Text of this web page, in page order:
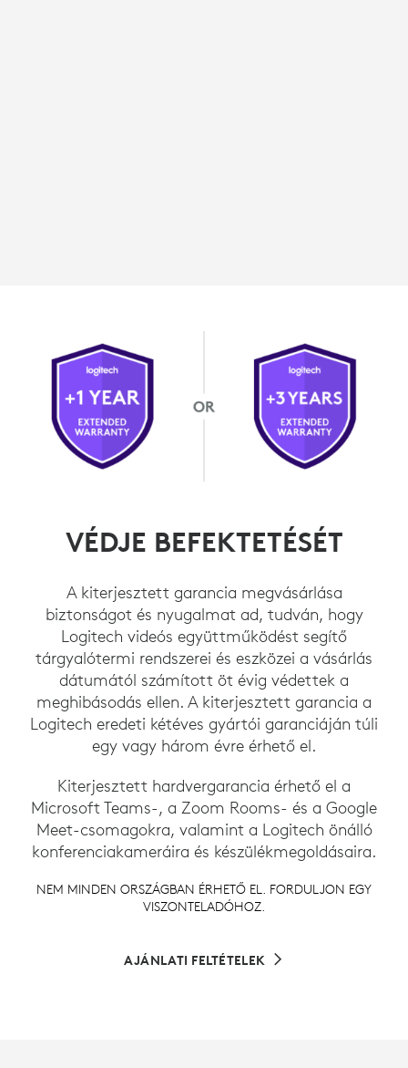
VÉDJE BEFEKTETÉSÉT
A kiterjesztett garancia megvásárlása
biztonságot és nyugalmat ad, tudván, hogy
Logitech videós együttműködést segítő
tárgyalótermi rendszerei és eszközei a vásárlás
dátumától számított öt évig védettek a
meghibásodás ellen. A kiterjesztett garancia a
Logitech eredeti kétéves gyártói garanciáján túli
egy vagy három évre érhető el.
Kiterjesztett hardvergarancia érhető el a
Microsoft Teams-, a Zoom Rooms- és a Google
Meet-csomagokra, valamint a Logitech önálló
konferenciakameráira és készülékmegoldásaira.
NEM MINDEN ORSZÁGBAN ÉRHETŐ EL. FORDULJON EGY
VISZONTELADÓHOZ.
AJÁNLATI FELTÉTELEK